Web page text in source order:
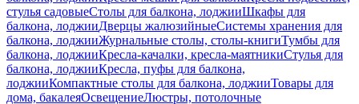
стулья садовыеСтолы для балкона, лоджииШкафы для
балкона, лоджииДверцы жалюзийныеСистемы хранения для
балкона, лоджииЖурнальные столы, столы-книгиТумбы для
балкона, лоджииКресла-качалки, кресла-маятникиСтулья для
балкона, лоджииКресла, пуфы для балкона,
лоджииКомпактные столы для балкона, лоджииТовары для
дома, бакалеяОсвещениеЛюстры, потолочные